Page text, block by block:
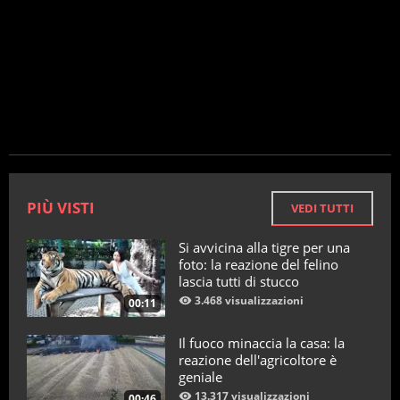
PIÙ VISTI VEDI TUTTI
00:11
Si avvicina alla tigre per una
foto: la reazione del felino
lascia tutti di stucco
3.468 visualizzazioni
Il fuoco minaccia la casa: la
reazione dell'agricoltore è
geniale
13.317 visualizzazioni